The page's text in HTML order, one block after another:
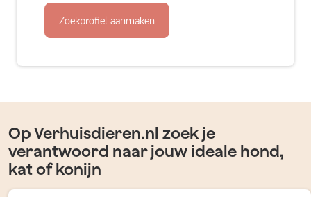
Zoekprofiel aanmaken
Op Verhuisdieren.nl zoek je
verantwoord naar jouw ideale hond,
kat of konijn